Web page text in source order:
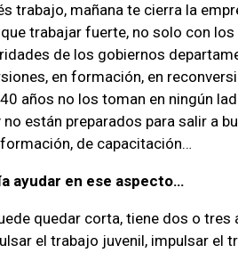
trabajo, mañana te cierra la
que trabajar fuerte, no solo con
de los gobiernos
en formación, en
años no los toman en ningún
están preparados para salir a
de capacitación…
ayudar en ese aspecto…
quedar corta, tiene dos o
el trabajo juvenil, impulsar el